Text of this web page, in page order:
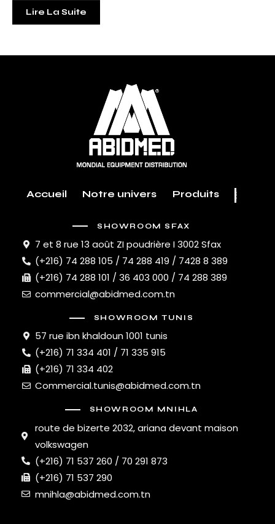
Lire La Suite
Accueil Notre univers Produits
SHOWROOM SFAX
7 et 8 rue 13 août ZI poudrière I 3002 Sfax
(+216) 74 288 105 / 74 288 419 / 7428 8 389
(+216) 74 288 101 / 36 403 000 / 74 288 389
commercial@abidmed.com.tn
SHOWROOM TUNIS
57 rue ibn khaldoun 1001 tunis
(+216) 71 334 401 / 71 335 915
(+216) 71 334 402
Commercial.tunis@abidmed.com.tn
SHOWROOM MNIHLA
route de bizerte 2032, ariana devant maison
volkswagen
(+216) 71 537 260 / 70 291 873
(+216) 71 537 290
mnihla@abidmed.com.tn